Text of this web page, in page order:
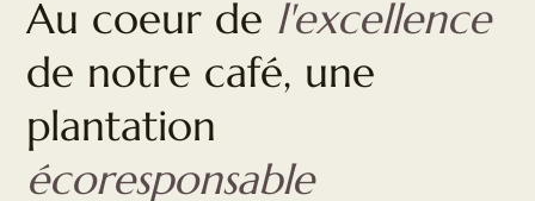
Au coeur de l'excellence
de notre café, une
plantation
écoresponsable